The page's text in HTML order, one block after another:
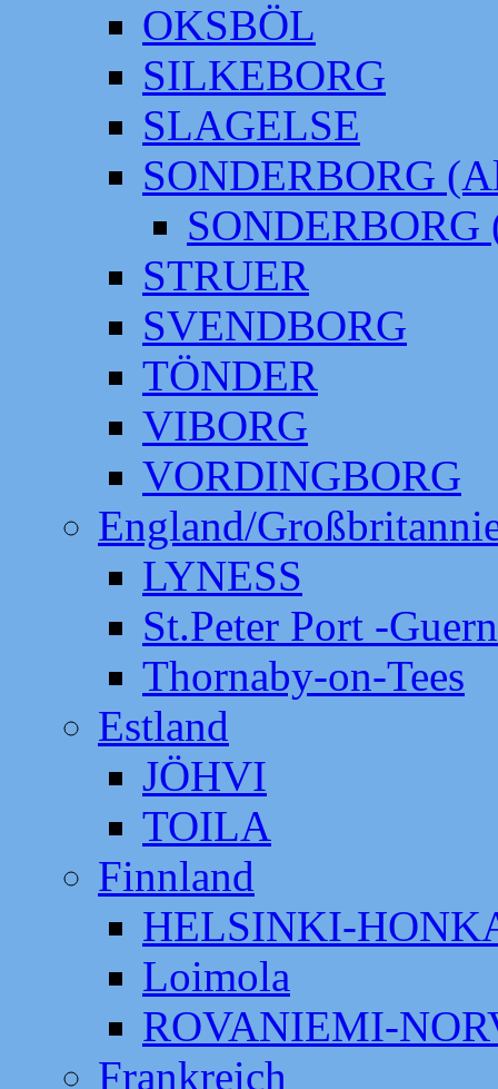
OKSBÖL
SILKEBORG
SLAGELSE
SONDERBORG
SONDERBORG
STRUER
SVENDBORG
TÖNDER
VIBORG
VORDINGBORG
England/
LYNESS
St.Peter Port -
Thornaby-on-Tees
Estland
JÖHVI
TOILA
Finnland
HELSINKI-
Loimola
ROVANIEMI-
Frankreich